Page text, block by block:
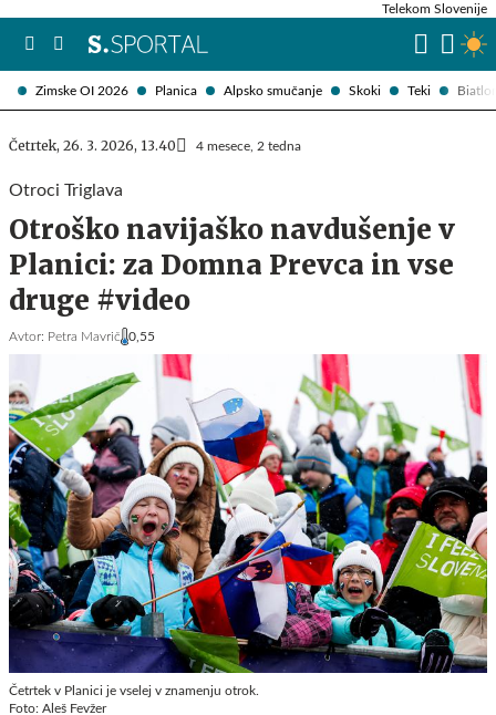
Zimske OI 2026 Planica Alpsko smučanje Skoki Teki
Telekom Slovenije
Četrtek, 26. 3. 2026, 13.40 4 mesece, 2 tedna
Otroci Triglava
Otroško navijaško navdušenje v
Planici: za Domna Prevca in vse
druge #video
Avtor: Petra Mavrič 0,55
Četrtek v Planici je vselej v znamenju otrok.
Foto: Aleš Fevžer